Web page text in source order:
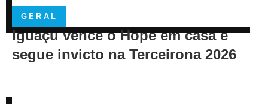
GERAL
Iguaçu vence o Hope em casa e
segue invicto na Terceirona 2026